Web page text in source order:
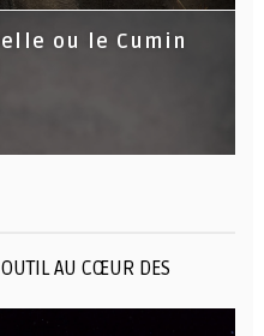
ou le Cumin
AU CŒUR DES